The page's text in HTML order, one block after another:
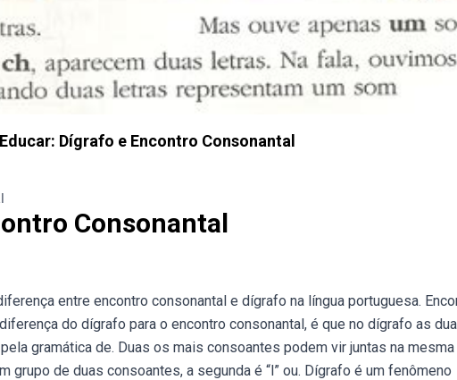
Dígrafo e Encontro Consonantal
Consonantal
entre encontro consonantal e dígrafo na língua portuguesa.
do dígrafo para o encontro consonantal, é que no dígrafo as
gramática de. Duas os mais consoantes podem vir juntas na mesma
grupo de duas consoantes, a segunda é “l” ou. Dígrafo é um fenômeno